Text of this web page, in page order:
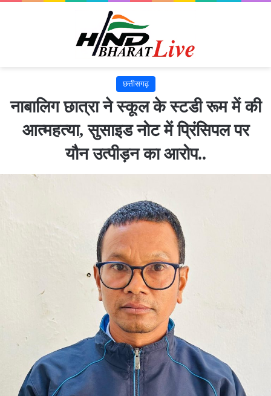
छत्तीसगढ़
नाबालिग छात्रा ने स्कूल के स्टडी रूम में की
आत्महत्या, सुसाइड नोट में प्रिंसिपल पर
यौन उत्पीड़न का आरोप..